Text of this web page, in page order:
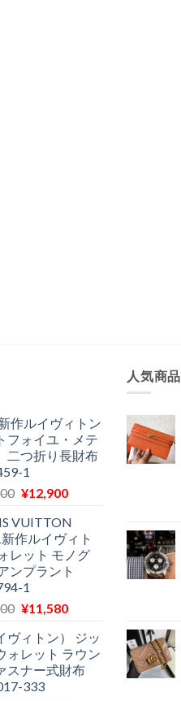
作ルイヴィトン
フォイユ・メテ
つ折り長財布
1
元
価
格
は
¥29,300
で
し
た。
¥12,900現
の
価
格
は
で
VUITTON
作ルイヴィト
レット モノグ
ンプラント
1
元
価
格
は
¥29,300
¥11,580現
の
価
格
ヴィトン） ジッ
ォレット ラウン
スナー式財布
333
人気商品